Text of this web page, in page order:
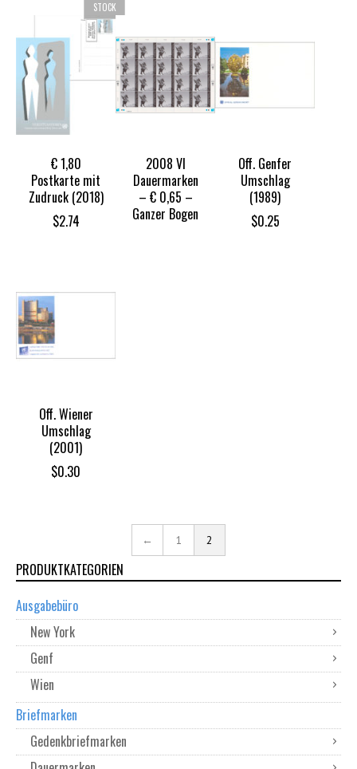
€ 1,80
Postkarte mit
Zudruck (2018)
$2.74
STOCK
2008 VI
Dauermarken
– € 0,65 –
Ganzer Bogen
Off. Genfer
Umschlag
(1989)
$0.25
Off. Wiener
Umschlag
(2001)
$0.30
← 1 2
PRODUKTKATEGORIEN
Ausgabebüro
New York
Genf
Wien
Briefmarken
Gedenkbriefmarken